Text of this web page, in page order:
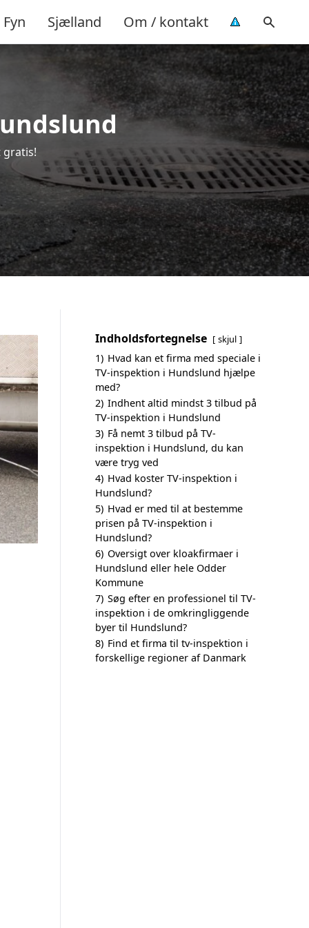
Fyn Sjælland Om / kontakt
gratis!
Indholdsfortegnelse skjul
1) Hvad kan et firma med speciale i
TV-inspektion i Hundslund hjælpe
med?
2) Indhent altid mindst 3 tilbud på
TV-inspektion i Hundslund
3) Få nemt 3 tilbud på TV-
inspektion i Hundslund, du kan
være tryg ved
4) Hvad koster TV-inspektion i
Hundslund?
5) Hvad er med til at bestemme
prisen på TV-inspektion i
Hundslund?
6) Oversigt over kloakfirmaer i
Hundslund eller hele Odder
Kommune
7) Søg efter en professionel til TV-
inspektion i de omkringliggende
byer til Hundslund?
8) Find et firma til tv-inspektion i
forskellige regioner af Danmark